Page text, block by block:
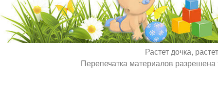
Растет дочка,
Перепечатка материалов разрешена